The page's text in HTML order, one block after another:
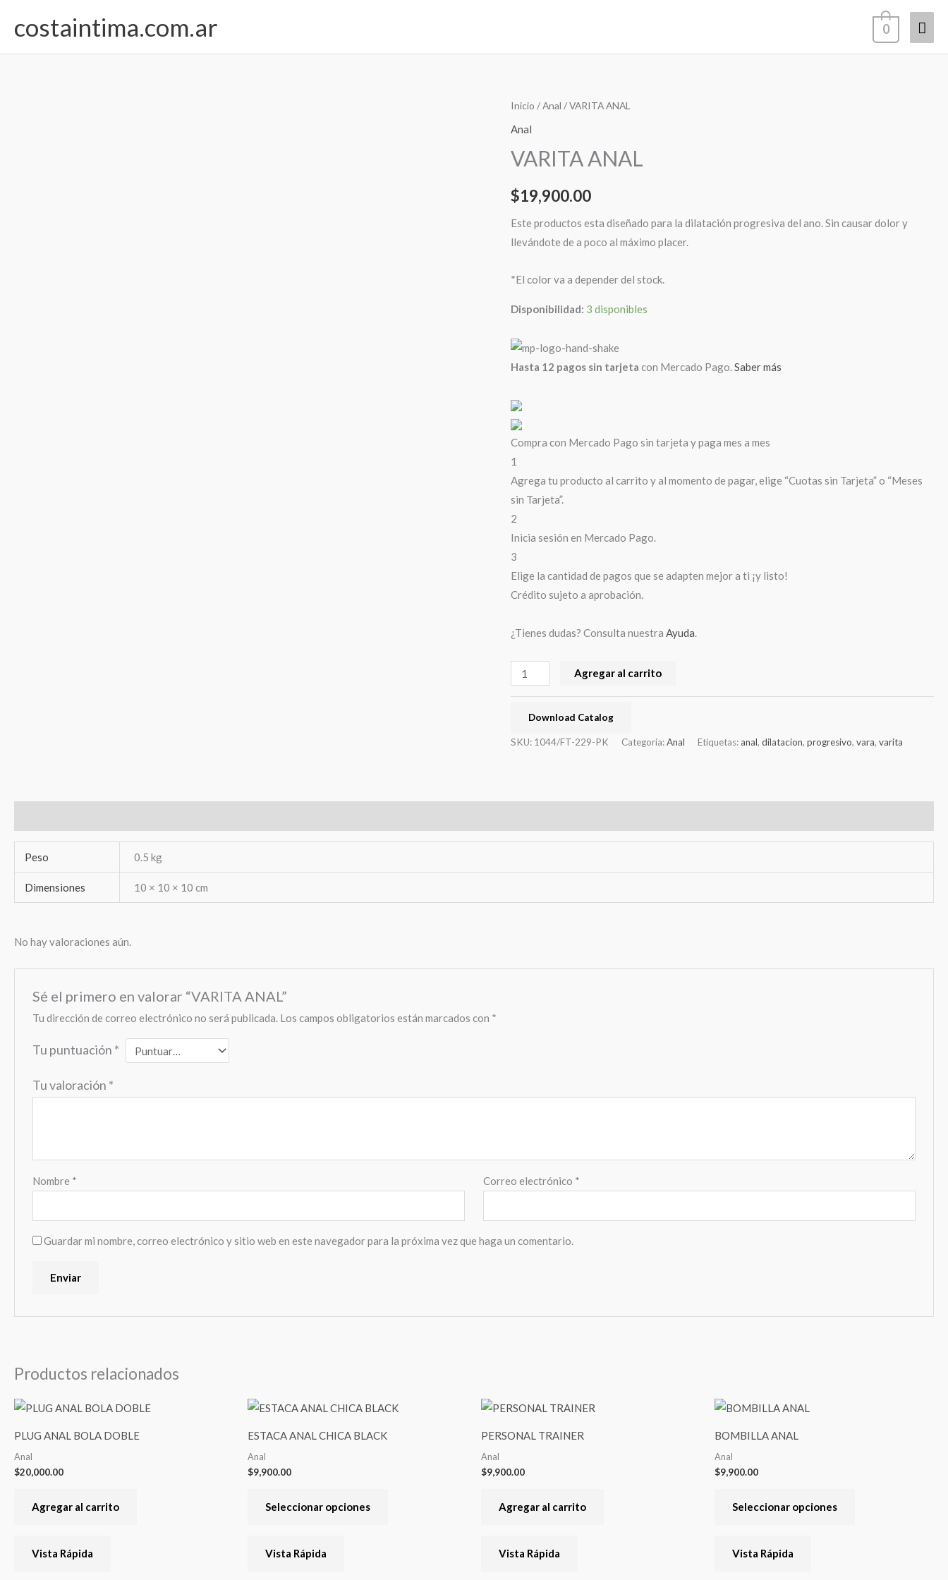
costaintima.com.ar 0
Inicio /Anal / VARITA ANAL
Anal
VARITA ANAL
$19,900.00
Este productos esta diseñado para la dilatación progresiva del ano. Sin causar dolor y
llevándote de a poco al máximo placer.
*El color va a depender del stock.
Disponibilidad: 3 disponibles
Hasta 12 pagos sin tarjeta con Mercado Pago.Saber más
Compra con Mercado Pago sin tarjeta y paga mes a mes
1
Agrega tu producto al carrito y al momento de pagar, elige “Cuotas sin Tarjeta” o “Meses
sin Tarjeta”.
2
Inicia sesión en Mercado Pago.
3
Elige la cantidad de pagos que se adapten mejor a ti ¡y listo!
Crédito sujeto a aprobación.
¿Tienes dudas? Consulta nuestraAyuda.
VARITA
ANAL
Agregar al carrito
Download Catalog
SKU: 1044/FT-229-PK Categoría:Anal Etiquetas:anal,dilatacion,progresivo,vara,varita
Peso 0.5 kg
Dimensiones 10 × 10 × 10 cm
No hay valoraciones aún.
Sé el primero en valorar “VARITA ANAL”
Tu dirección de correo electrónico no será publicada. Los campos obligatorios están marcados con *
Tu puntuación *
Tu valoración *
Nombre * Correo electrónico *
Guardar mi nombre, correo electrónico y sitio web en este navegador para la próxima vez que haga un comentario.
Productos relacionados
PLUG ANAL BOLA DOBLE
Anal
$20,000.00
Agregar al carrito
Vista Rápida
ESTACA ANAL CHICA BLACK
Anal
$9,900.00
Seleccionar opciones
Este
Vista Rápida
PERSONAL TRAINER
Anal
$9,900.00
Agregar al carrito
Vista Rápida
BOMBILLA ANAL
Anal
$9,900.00
Seleccionar opciones
Vista Rápida